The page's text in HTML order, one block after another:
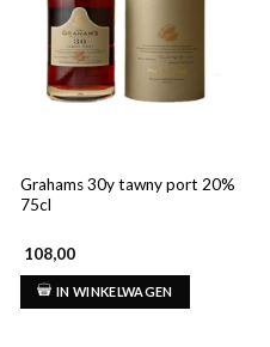
Grahams 30y tawny port 20%
75cl
108,00
IN WINKELWAGEN